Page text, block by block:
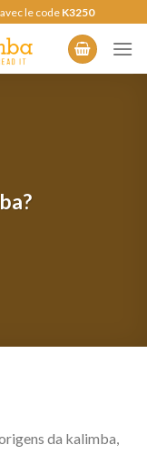
le code K3250
da kalimba,